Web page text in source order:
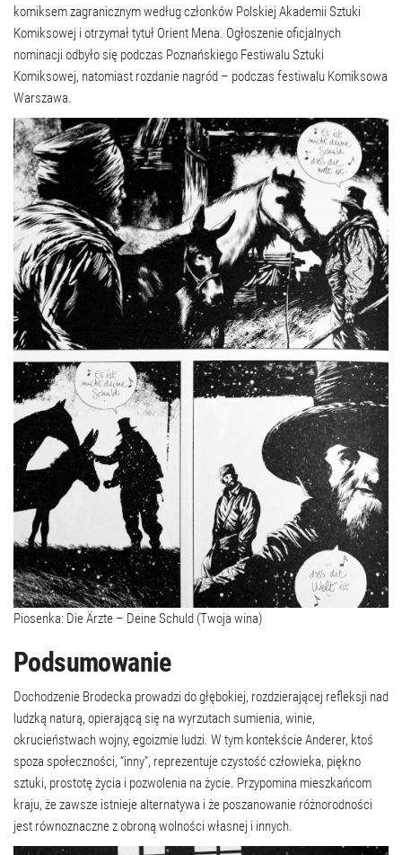
komiksem zagranicznym według członków Polskiej Akademii Sztuki
Komiksowej i otrzymał tytuł Orient Mena. Ogłoszenie oficjalnych
nominacji odbyło się podczas Poznańskiego Festiwalu Sztuki
Komiksowej, natomiast rozdanie nagród – podczas festiwalu Komiksowa
Warszawa.
Piosenka: Die Ärzte – Deine Schuld (Twoja wina)
Podsumowanie
Dochodzenie Brodecka prowadzi do głębokiej, rozdzierającej refleksji nad
ludzką naturą, opierającą się na wyrzutach sumienia, winie,
okrucieństwach wojny, egoizmie ludzi. W tym kontekście Anderer, ktoś
spoza społeczności, “inny”, reprezentuje czystość człowieka, piękno
sztuki, prostotę życia i pozwolenia na życie. Przypomina mieszkańcom
kraju, że zawsze istnieje alternatywa i że poszanowanie różnorodności
jest równoznaczne z obroną wolności własnej i innych.